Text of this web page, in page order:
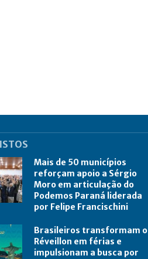
Mais de 50 municípios
reforçam apoio a Sérgio
Moro em articulação do
Podemos Paraná liderada
por Felipe Francischini
Brasileiros transformam o
Réveillon em férias e
impulsionam a busca por